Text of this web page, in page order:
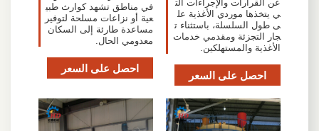
عن القرارات والإجراءات الت
ي يتخذها موردي الأغذية عل
ى طول السلسلة، باستثناء ت
جار التجزئة ومقدمي خدمات
الأغذية والمستهلكين.
احصل على السعر
في مناطق تشهد كوارث طبي
عية أو نزاعات مسلحة لتوفير
مساعدة طارئة إلى السكان
معدومي الحال.
احصل على السعر